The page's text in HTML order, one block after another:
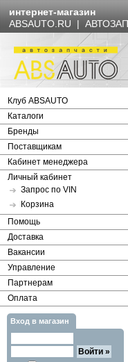
интернет-магазин
ABSAUTO.RU |
Клуб ABSAUTO
Каталоги
Бренды
Поставщикам
Кабинет менеджера
Личный кабинет
Запрос по VIN
Корзина
Помощь
Доставка
Вакансии
Управление
Партнерам
Оплата
Вход в магазин